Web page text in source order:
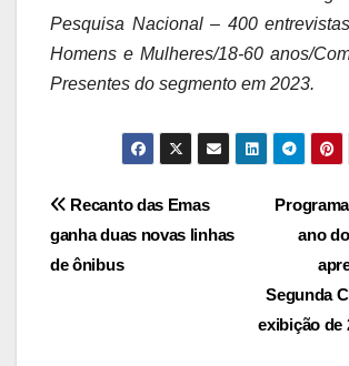
Pesquisa Nacional – 400
Homens e Mulheres/18-60 anos/
Presentes do segmento em 2023.
Navegação
de
ano
Segunda
exibição de
Recanto das Emas
ganha duas novas linhas
de ônibus